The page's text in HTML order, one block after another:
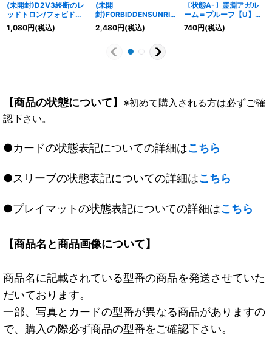
(未開封)D2V3終断のレ
ッドトロン/フォビドゥ
ン・ハンド【-】
{ART164/5}《火》
1,080円(税込)
(未開
封)FORBIDDENSUNRIS
E〜禁断の夜明け〜
【U】{ART165/5}
2,480円(税込)
〔状態A-〕霊淵アガル
ーム＝プルーフ【U】
{24RP2秘19/秘21}
《闇》
740円(税込)
【商品の状態について】 ※初めて購入される方は必ずご確
認下さい。
●カードの状態表記についての詳細はこちら
●スリーブの状態表記についての詳細はこちら
●プレイマットの状態表記についての詳細はこちら
【商品名と商品画像について】
商品名に記載されている型番の商品を発送させていた
だいております。
一部、写真とカードの型番が異なる商品がありますの
で、購入の際必ず商品の型番をご確認下さい。